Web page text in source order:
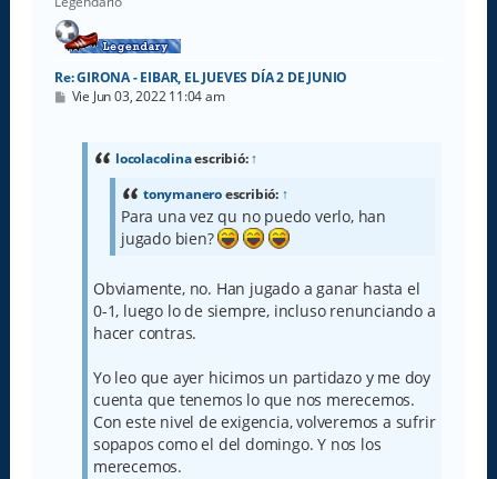
Re: GIRONA - EIBAR, EL JUEVES DÍA 2 DE JUNIO
M
Vie Jun 03, 2022 11:04 am
locolacolinaescribió:↑
tonymaneroescribió: ↑
Para una vez qu no puedo verlo, han
jugado bien?
Obviamente, no. Han jugado a ganar hasta el
0-1, luego lo de siempre, incluso renunciando a
hacer contras.
Yo leo que ayer hicimos un partidazo y me doy
cuenta que tenemos lo que nos merecemos.
Con este nivel de exigencia, volveremos a sufrir
sopapos como el del domingo. Y nos los
merecemos.